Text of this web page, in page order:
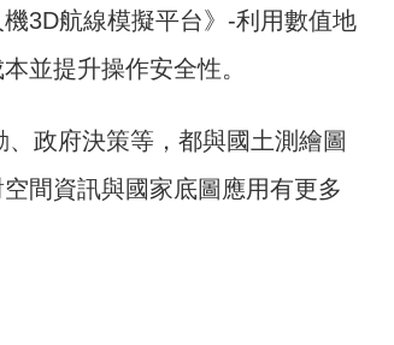
3D航線模擬平台》-利用數值地
並提升操作安全性。
政府決策等，都與國土測繪圖
間資訊與國家底圖應用有更多